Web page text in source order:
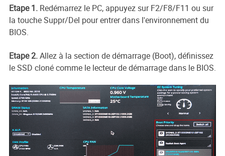
Etape 1. Redémarrez le PC, appuyez sur F2/F8/F11 ou sur
la touche Suppr/Del pour entrer dans l'environnement du
BIOS.
Etape 2.Allez à la section de démarrage (Boot), définissez
le SSD cloné comme le lecteur de démarrage dans le BIOS.